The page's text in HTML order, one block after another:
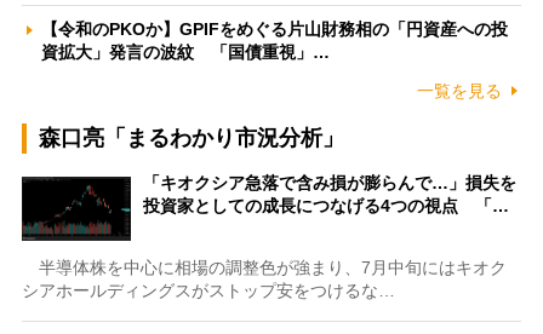
【令和のPKOか】GPIFをめぐる片山財務相の「円資産への投
資拡大」発言の波紋 「国債重視」…
一覧を見る
森口亮「まるわかり市況分析」
「キオクシア急落で含み損が膨らんで…」損失を
投資家としての成長につなげる4つの視点 「…
半導体株を中心に相場の調整色が強まり、7月中旬にはキオク
シアホールディングスがストップ安をつけるな…